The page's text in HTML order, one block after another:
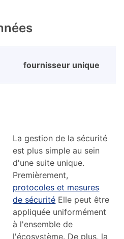
fournisseur unique
La gestion de la sécurité
est plus simple au sein
d'une suite unique.
Premièrement,
protocoles et mesures
de sécurité Elle peut être
appliquée uniformément
à l'ensemble de
l'écosystème. De plus, la